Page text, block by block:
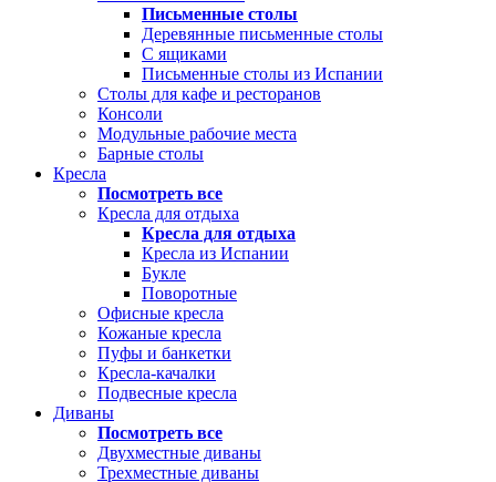
Письменные столы
Деревянные письменные столы
С ящиками
Письменные столы из Испании
Столы для кафе и ресторанов
Консоли
Модульные рабочие места
Барные столы
Кресла
Посмотреть все
Кресла для отдыха
Кресла для отдыха
Кресла из Испании
Букле
Поворотные
Офисные кресла
Кожаные кресла
Пуфы и банкетки
Кресла-качалки
Подвесные кресла
Диваны
Посмотреть все
Двухместные диваны
Трехместные диваны